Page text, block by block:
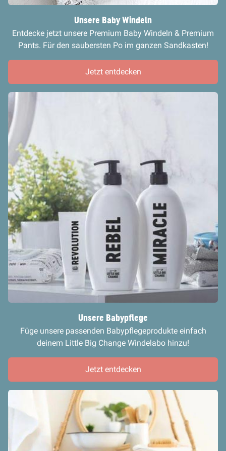
Unsere Baby Windeln
Entdecke jetzt unsere Premium Baby Windeln & Premium
Pants. Für den saubersten Po im ganzen Sandkasten!
Jetzt entdecken
Unsere Babypflege
Füge unsere passenden Babypflegeprodukte einfach
deinem Little Big Change Windelabo hinzu!
Jetzt entdecken